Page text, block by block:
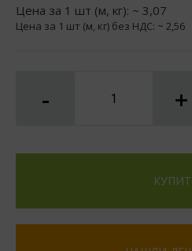
Цена за 1 шт (м, кг): ~ 3,07
Цена за 1 шт (м, кг) без НДС: ~ 2,56
- +